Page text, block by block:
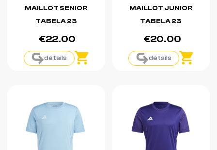
MAILLOT SENIOR
TABELA 23
€22.00
détails
MAILLOT JUNIOR
TABELA 23
€20.00
détails